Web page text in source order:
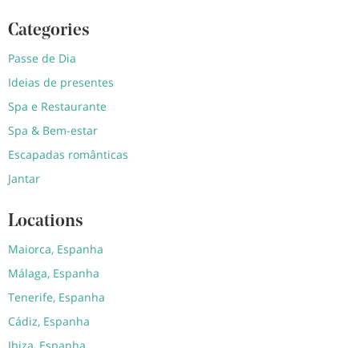
Categories
Passe de Dia
Ideias de presentes
Spa e Restaurante
Spa & Bem-estar
Escapadas românticas
Jantar
Locations
Maiorca, Espanha
Málaga, Espanha
Tenerife, Espanha
Cádiz, Espanha